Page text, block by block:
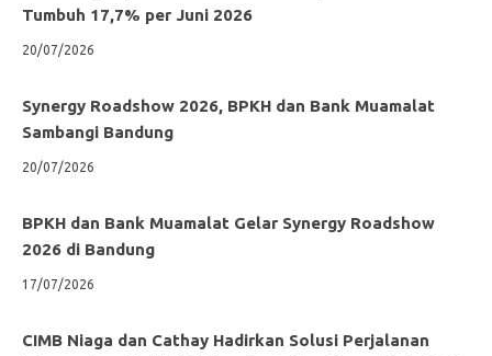
Tumbuh 17,7% per Juni 2026
20/07/2026
Synergy Roadshow 2026, BPKH dan Bank Muamalat
Sambangi Bandung
20/07/2026
BPKH dan Bank Muamalat Gelar Synergy Roadshow
2026 di Bandung
17/07/2026
CIMB Niaga dan Cathay Hadirkan Solusi Perjalanan